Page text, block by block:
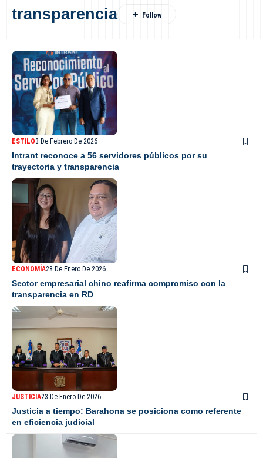
transparencia
ESTILO3 De Febrero De 2026
Intrant reconoce a 56 servidores públicos por su
trayectoria y transparencia
ECONOMÍA28 De Enero De 2026
Sector empresarial chino reafirma compromiso con la
transparencia en RD
JUSTICIA23 De Enero De 2026
Justicia a tiempo: Barahona se posiciona como referente
en eficiencia judicial